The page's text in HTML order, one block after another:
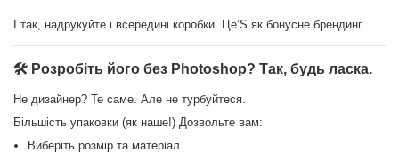
І так, надрукуйте і всередині коробки. Це’S як бонусне брендинг.
🛠 Розробіть його без Photoshop? Так, будь ласка.
Не дизайнер? Те саме. Але не турбуйтеся.
Більшість упаковки (як наше!) Дозвольте вам:
Виберіть розмір та матеріал